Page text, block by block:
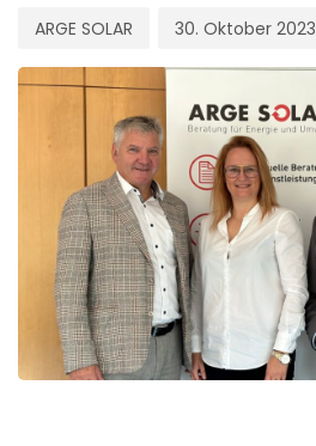
ARGE SOLAR 30. Oktober 2023